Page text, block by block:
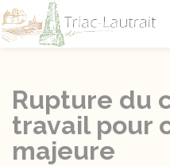
Rupture du
travail pour
majeure